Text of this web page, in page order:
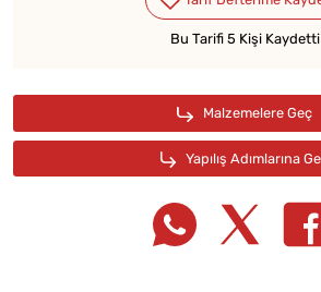
Bu Tarifi 5 Kişi Kaydetti